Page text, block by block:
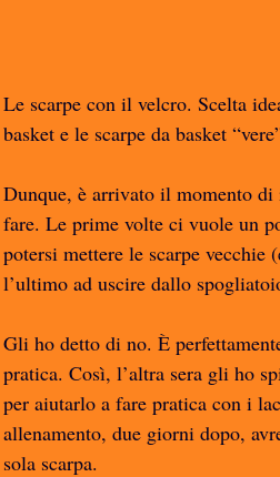
Le scarpe con il velcro. Scelta
basket e le scarpe da basket
Dunque, è arrivato il momento
fare. Le prime volte ci vuole un
potersi mettere le scarpe
l’ultimo ad uscire dallo
Gli ho detto di no. È
pratica. Così, l’altra sera gli ho
per aiutarlo a fare pratica con i
allenamento, due giorni dopo,
sola scarpa.